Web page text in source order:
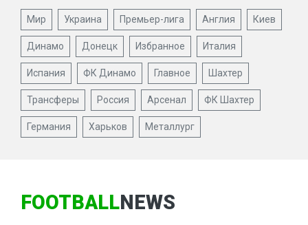
Мир Украина Премьер-лига Англия Киев
Динамо Донецк Избранное Италия
Испания ФК Динамо Главное Шахтер
Трансферы Россия Арсенал ФК Шахтер
Германия Харьков Металлург
FOOTBALLNEWS